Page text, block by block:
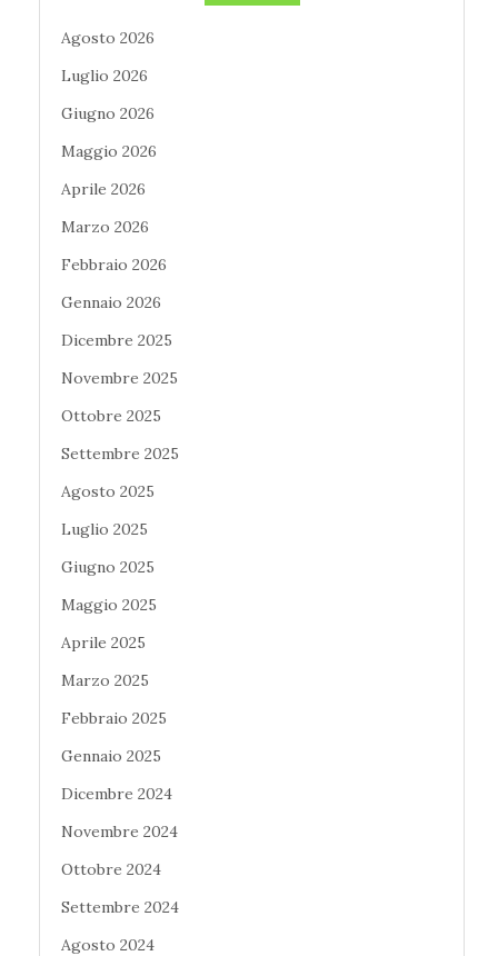
Agosto 2026
Luglio 2026
Giugno 2026
Maggio 2026
Aprile 2026
Marzo 2026
Febbraio 2026
Gennaio 2026
Dicembre 2025
Novembre 2025
Ottobre 2025
Settembre 2025
Agosto 2025
Luglio 2025
Giugno 2025
Maggio 2025
Aprile 2025
Marzo 2025
Febbraio 2025
Gennaio 2025
Dicembre 2024
Novembre 2024
Ottobre 2024
Settembre 2024
Agosto 2024